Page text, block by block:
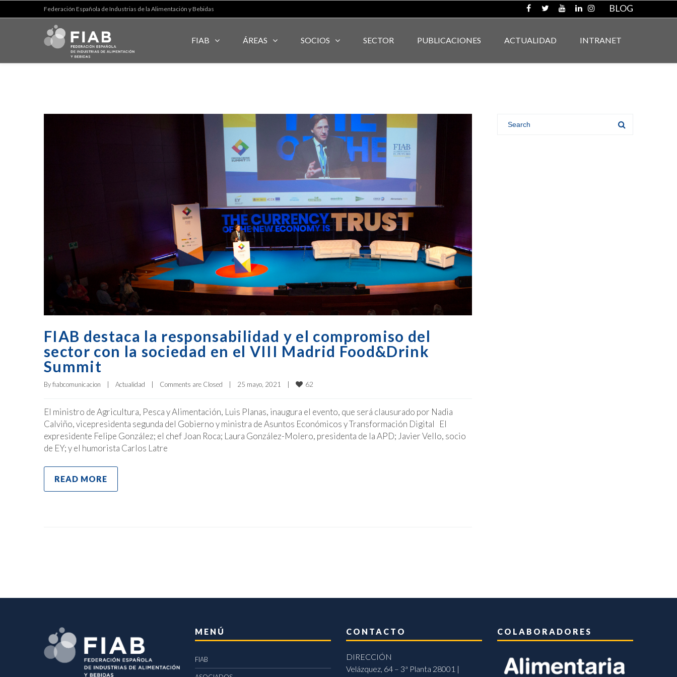
Federación Española de Industrias de la Alimentación y Bebidas BLOG
FIAB ÁREAS SOCIOS SECTOR PUBLICACIONES ACTUALIDAD INTRANET
FIAB destaca la responsabilidad y el compromiso del
sector con la sociedad en el VIII Madrid Food&Drink
Summit
By fiabcomunicacion Actualidad Comments are Closed 25 mayo, 2021 62
El ministro de Agricultura, Pesca y Alimentación, Luis Planas, inaugura el evento, que será clausurado por Nadia
Calviño, vicepresidenta segunda del Gobierno y ministra de Asuntos Económicos y Transformación Digital El
expresidente Felipe González; el chef Joan Roca; Laura González-Molero, presidenta de la APD; Javier Vello, socio
de EY; y el humorista Carlos Latre
READ MORE
MENÚ
FIAB
CONTACTO
DIRECCIÓN
Velázquez, 64 – 3ª Planta 28001 |
COLABORADORES